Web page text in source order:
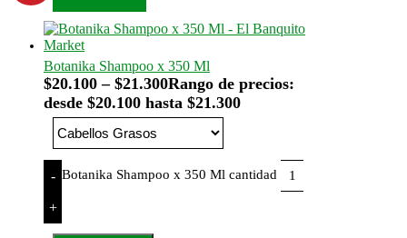
Botanika Shampoo x 350 Ml
$20.100 – $21.300Rango de precios:
desde $20.100 hasta $21.300
- Botanika Shampoo x 350 Ml cantidad
+